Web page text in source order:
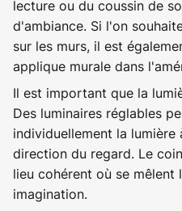
lecture ou du coussin de
d'ambiance. Si l'on
sur les murs, il est
applique murale dans
Il est important que la
Des luminaires réglables
individuellement la
direction du regard. Le
lieu cohérent où se
imagination.